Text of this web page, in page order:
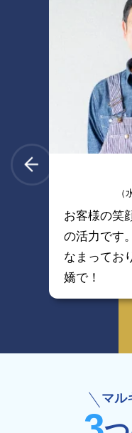
（
お客様の笑
の活力です
なまってお
嬌で！
マル